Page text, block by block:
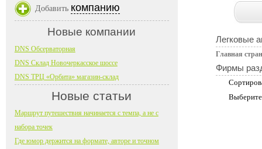
Легковые
Главная
Фирмы
Добавить компанию
Новые компании
DNS Обсерваторная
DNS Склад Новочеркасское шоссе
DNS ТРЦ «Орбита» магазин-склад
Новые статьи
Маршрут путешествия начинается с темпа, а не с
набора точек
Где юмор держится на формате, авторе и точном